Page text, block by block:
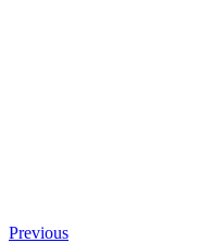
Previous